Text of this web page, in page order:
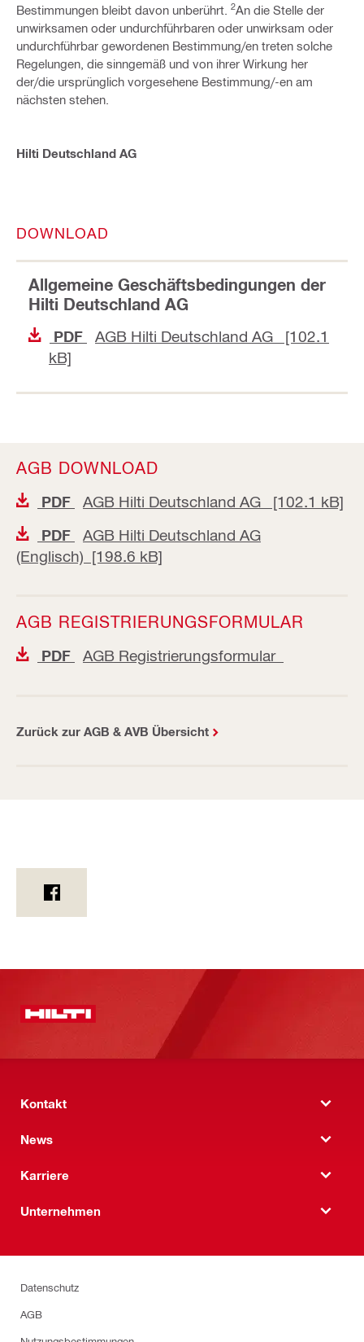
Bestimmungen bleibt davon unberührt.
2An die Stelle der
unwirksamen oder undurchführbaren oder unwirksam oder
undurchführbar gewordenen Bestimmung/en treten solche
Regelungen, die sinngemäß und von ihrer Wirkung her
der/die ursprünglich vorgesehene Bestimmung/-en am
nächsten stehen.
Hilti Deutschland AG
DOWNLOAD
Allgemeine Geschäftsbedingungen der
Hilti Deutschland AG
PDF
AGB Hilti Deutschland AG [102.1
kB]
AGB DOWNLOAD
PDF AGB Hilti Deutschland AG [102.1 kB]
PDF
AGB Hilti Deutschland AG
(Englisch) [198.6 kB]
AGB REGISTRIERUNGSFORMULAR
PDF AGB Registrierungsformular
Zurück zur AGB & AVB Übersicht
Kontakt
News
Karriere
Unternehmen
Datenschutz
AGB